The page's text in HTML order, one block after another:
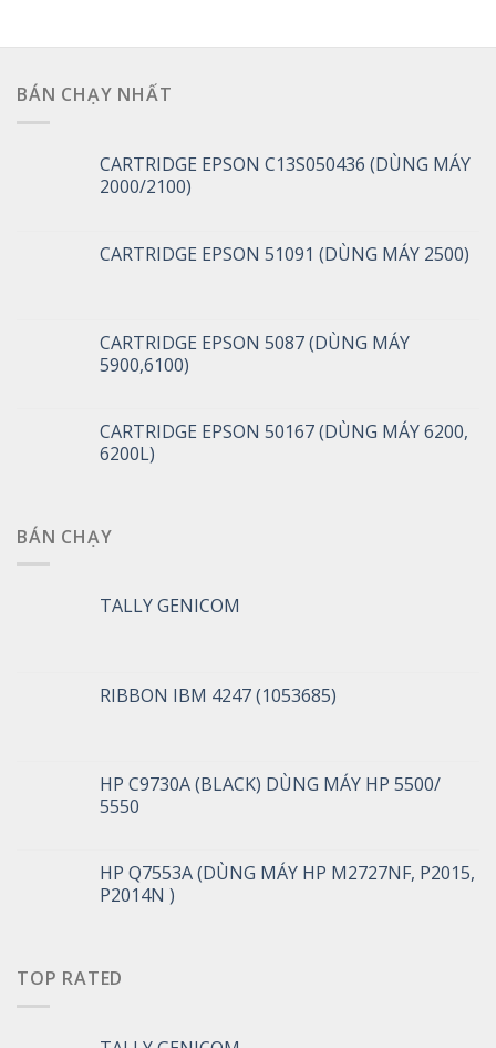
BÁN CHẠY NHẤT
CARTRIDGE EPSON C13S050436 (DÙNG MÁY
2000/2100)
CARTRIDGE EPSON 51091 (DÙNG MÁY 2500)
CARTRIDGE EPSON 5087 (DÙNG MÁY
5900,6100)
CARTRIDGE EPSON 50167 (DÙNG MÁY 6200,
6200L)
BÁN CHẠY
TALLY GENICOM
RIBBON IBM 4247 (1053685)
HP C9730A (BLACK) DÙNG MÁY HP 5500/
5550
HP Q7553A (DÙNG MÁY HP M2727NF, P2015,
P2014N )
TOP RATED